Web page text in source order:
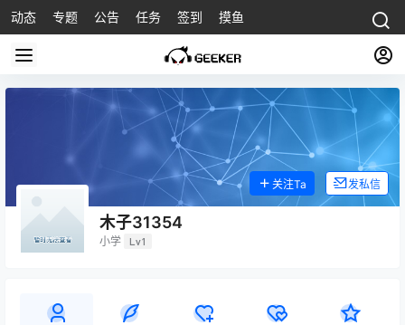
动态 专题 公告 任务 签到 摸鱼
木子31354
小学 Lv1
关注Ta 发私信